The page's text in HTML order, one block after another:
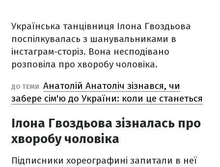
Українська танцівниця Ілона Гвоздьова
поспілкувалась з шанувальниками в
інстаграм-сторіз. Вона несподівано
розповіла про хворобу чоловіка.
ДО ТЕМИ Анатолій Анатоліч зізнався, чи
забере сім'ю до України: коли це станеться
Ілона Гвоздьова зізналась про
хворобу чоловіка
Підписники хореографині запитали в неї